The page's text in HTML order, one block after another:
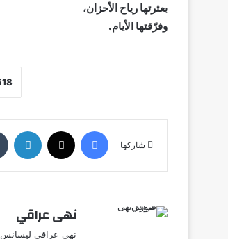
بعثرتها رياح الأحزان،
وفرّقتها الأيام.
شاركها
نهى عراقي
نهى عراقي ليسانس